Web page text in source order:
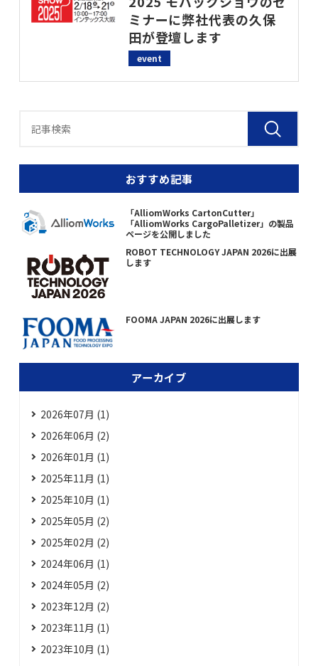
ミナーに弊社代表の久保
田が登壇します
event
おすすめ記事
「AlliomWorks CartonCutter」
「AlliomWorks CargoPalletizer」の製品
ページを公開しました
ROBOT TECHNOLOGY JAPAN 2026に出展
します
FOOMA JAPAN 2026に出展します
アーカイブ
2026年07月 (1)
2026年06月 (2)
2026年01月 (1)
2025年11月 (1)
2025年10月 (1)
2025年05月 (2)
2025年02月 (2)
2024年06月 (1)
2024年05月 (2)
2023年12月 (2)
2023年11月 (1)
2023年10月 (1)